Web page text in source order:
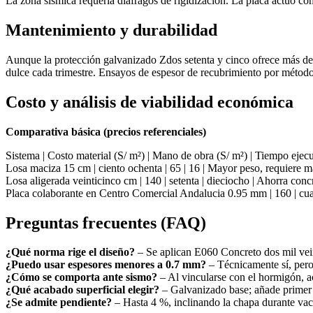
Mantenimiento y durabilidad
Aunque la protección galvanizado Zdos setenta y cinco ofrece más
dulce cada trimestre. Ensayos de espesor de recubrimiento por
Costo y análisis de viabilidad económica
Comparativa básica (precios referenciales)
Sistema | Costo material (S/ m²) | Mano de obra (S/ m²) | Tiempo
Losa maciza 15 cm | ciento ochenta | 65 | 16 | Mayor peso, requiere
Losa aligerada veinticinco cm | 140 | setenta | dieciocho | Ahorra
Placa colaborante en Centro Comercial Andalucia 0.95 mm | 160 |
Preguntas frecuentes (FAQ)
¿Qué norma rige el diseño? – Se aplican E060 Concreto dos mil
¿Puedo usar espesores menores a 0.7 mm? – Técnicamente sí,
¿Cómo se comporta ante sismo? – Al vincularse con el hormigón,
¿Qué acabado superficial elegir? – Galvanizado base; añade
¿Se admite pendiente? – Hasta 4 %, inclinando la chapa durante